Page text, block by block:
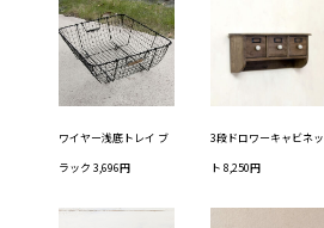
ワイヤー浅底トレイ ブ
ラック 3,696円
3段ドロワーキャビネッ
ト 8,250円